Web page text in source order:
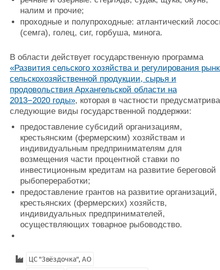
налим и прочие;
проходные и полупроходные: атлантический
(семга), голец, сиг, горбуша, минога.
В области действует государственную программа
«Развития сельского хозяйства и регулирования
сельскохозяйственной продукции, сырья и
продовольствия Архангельской области на
2013−2020 годы», которая в частности
следующие виды государственной поддержки:
предоставление субсидий организациям,
крестьянским (фермерским) хозяйствам и
индивидуальным предпринимателям для
возмещения части процентной ставки по
инвестиционным кредитам на развитие береговой
рыбопереработки;
предоставление грантов на развитие организаций,
крестьянских (фермерских) хозяйств,
индивидуальных предпринимателей,
осуществляющих товарное рыбоводство.
ЦС "Звёздочка", АО